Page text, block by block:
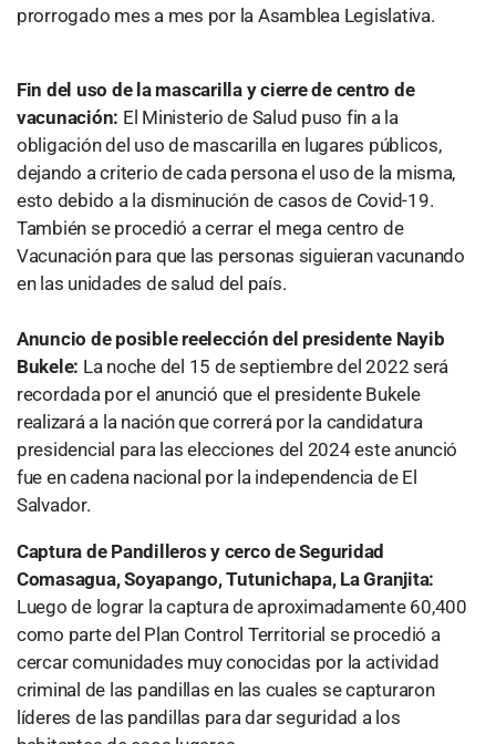
prorrogado mes a mes por la Asamblea Legislativa.
Fin del uso de la mascarilla y cierre de centro de
vacunación: El Ministerio de Salud puso fin a la
obligación del uso de mascarilla en lugares públicos,
dejando a criterio de cada persona el uso de la misma,
esto debido a la disminución de casos de Covid-19.
También se procedió a cerrar el mega centro de
Vacunación para que las personas siguieran vacunando
en las unidades de salud del país.
Anuncio de posible reelección del presidente Nayib
Bukele: La noche del 15 de septiembre del 2022 será
recordada por el anunció que el presidente Bukele
realizará a la nación que correrá por la candidatura
presidencial para las elecciones del 2024 este anunció
fue en cadena nacional por la independencia de El
Salvador.
Captura de Pandilleros y cerco de Seguridad
Comasagua, Soyapango, Tutunichapa, La Granjita:
Luego de lograr la captura de aproximadamente 60,400
como parte del Plan Control Territorial se procedió a
cercar comunidades muy conocidas por la actividad
criminal de las pandillas en las cuales se capturaron
líderes de las pandillas para dar seguridad a los